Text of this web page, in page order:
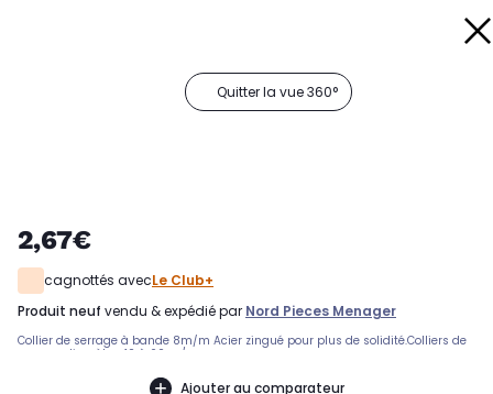
Quitter la vue 360°
2,67€
cagnottés avecLe Club+
produit neuf vendu & expédié par Nord Pieces Menager
Collier de serrage à bande 8m/m Acier zingué pour plus de solidité.Colliers de
serrage diamètre 40 à 60 m/m
Ajouter au comparateur